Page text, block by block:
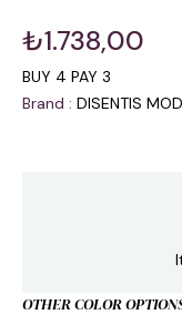
₺1.738,00
BUY 4 PAY 3
Brand : DISENTIS
OTHER COLOR